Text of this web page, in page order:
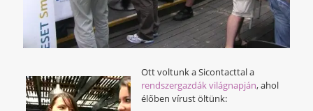
Ott voltunk a Sicontacttal a
rendszergazdák világnapján, ahol
élőben vírust öltünk: